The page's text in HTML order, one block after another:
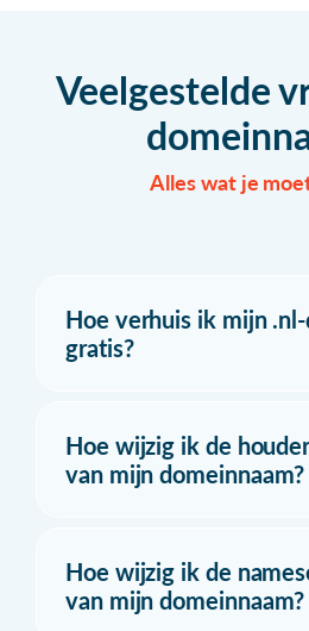
Veelgestelde
Alles wat je
Hoe verhuis ik mijn
gratis?
Hoe wijzig ik de
van mijn domeinnaam?
Hoe wijzig ik de
van mijn domeinnaam?